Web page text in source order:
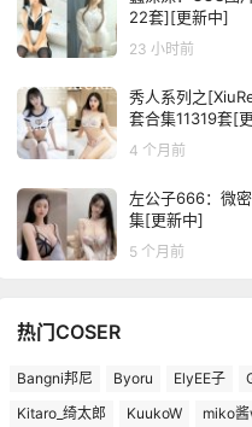
22套][更新中]
23 小时前
秀人系列之
套合集11319套[
4 个月前
左公子666：微
集[更新中]
5 个月前
热门COSER
Bangni邦尼 Byoru ElyEE子
Kitaro_绮太郎
KuukoW
miko